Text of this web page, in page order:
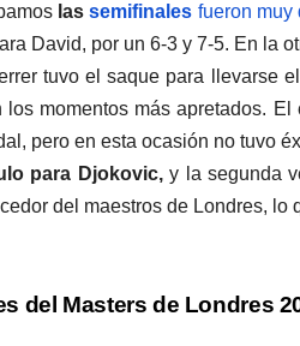
lassemifinales fueron muy
David, por un 6-3 y 7-5. En la
tuvo el saque para llevarse
los momentos más apretados.
pero en esta ocasión no tuvo
para Djokovic,y la segunda
del maestros de Londres,
del Masters de Londres